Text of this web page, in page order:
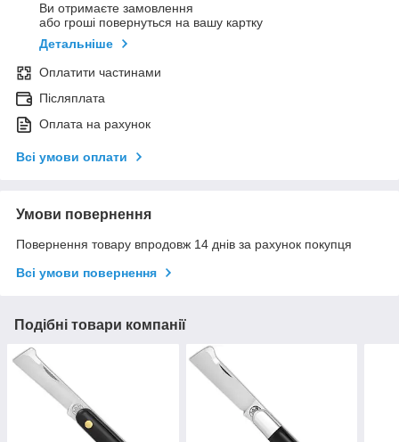
Ви отримаєте замовлення
або гроші повернуться на вашу картку
Детальніше
Оплатити частинами
Післяплата
Оплата на рахунок
Всі умови оплати
Умови повернення
Повернення товару впродовж 14 днів за рахунок покупця
Всі умови повернення
Подібні товари компанії